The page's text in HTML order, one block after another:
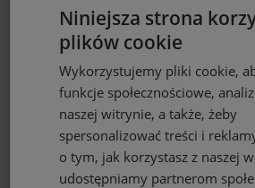
Firana gotowa biała woal
przelotki
Niniejsza strona
plików cookie
Wykorzystujemy pliki cookie,
funkcje społecznościowe,
naszej witrynie, a także, żeby
spersonalizować treści i
o tym, jak korzystasz z naszej
udostępniamy partnerom